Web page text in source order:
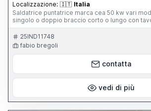
Localizzazione: 🇮🇹 Italia
Saldatrice puntatrice marca cea 50 kw vari
singolo o doppio braccio corto o lungo con
25IND11748
fabio bregoli
contatta
vedi di più